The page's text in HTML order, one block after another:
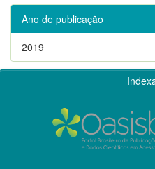
Ano de publicação
2019